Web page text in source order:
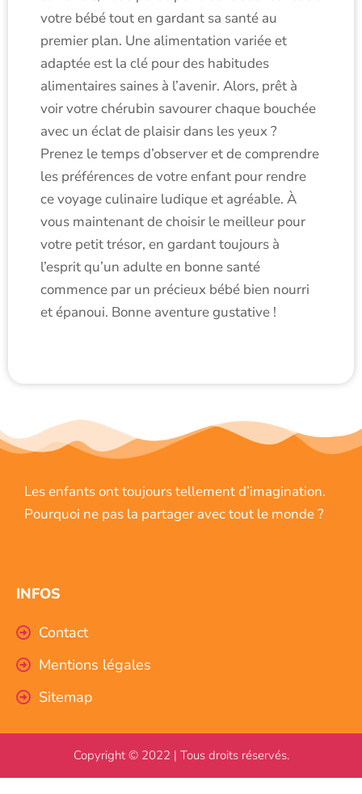
votre bébé tout en gardant sa santé au
premier plan. Une alimentation variée et
adaptée est la clé pour des habitudes
alimentaires saines à l’avenir. Alors, prêt à
voir votre chérubin savourer chaque bouchée
avec un éclat de plaisir dans les yeux ?
Prenez le temps d’observer et de comprendre
les préférences de votre enfant pour rendre
ce voyage culinaire ludique et agréable. À
vous maintenant de choisir le meilleur pour
votre petit trésor, en gardant toujours à
l’esprit qu’un adulte en bonne santé
commence par un précieux bébé bien nourri
et épanoui. Bonne aventure gustative !
Les enfants ont toujours tellement d’imagination.
Pourquoi ne pas la partager avec tout le monde ?
INFOS
Contact
Mentions légales
Sitemap
Copyright © 2022 | Tous droits réservés.